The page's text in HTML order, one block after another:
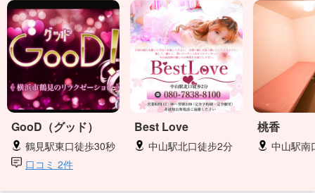
GooD（グッド）
鶴見駅東口徒歩30秒
口コミ 2件
Best Love
中山駅北口徒步2分
桃香
中山駅南